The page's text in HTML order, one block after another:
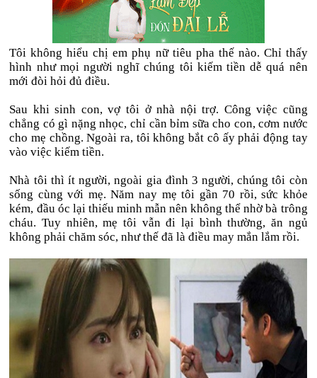
Tôi không hiểu chị em phụ nữ tiêu pha thế nào. Chỉ thấy
hình như mọi người nghĩ chúng tôi kiếm tiền dễ quá nên
mới đòi hỏi đủ điều.
Sau khi sinh con, vợ tôi ở nhà nội trợ. Công việc cũng
chẳng có gì nặng nhọc, chỉ cần bỉm sữa cho con, cơm nước
cho mẹ chồng. Ngoài ra, tôi không bắt cô ấy phải động tay
vào việc kiếm tiền.
Nhà tôi thì ít người, ngoài gia đình 3 người, chúng tôi còn
sống cùng với mẹ. Năm nay mẹ tôi gần 70 rồi, sức khỏe
kém, đầu óc lại thiếu minh mẫn nên không thể nhờ bà trông
cháu. Tuy nhiên, mẹ tôi vẫn đi lại bình thường, ăn ngủ
không phải chăm sóc, như thế đã là điều may mắn lắm rồi.